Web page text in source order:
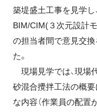
築堤盛土工事を見学し
BIM/CIM(３次元設計
の担当者間で意見交換
た。
現場見学では、現場
砂混合攪拌工法の概
な内容（作業員の配置